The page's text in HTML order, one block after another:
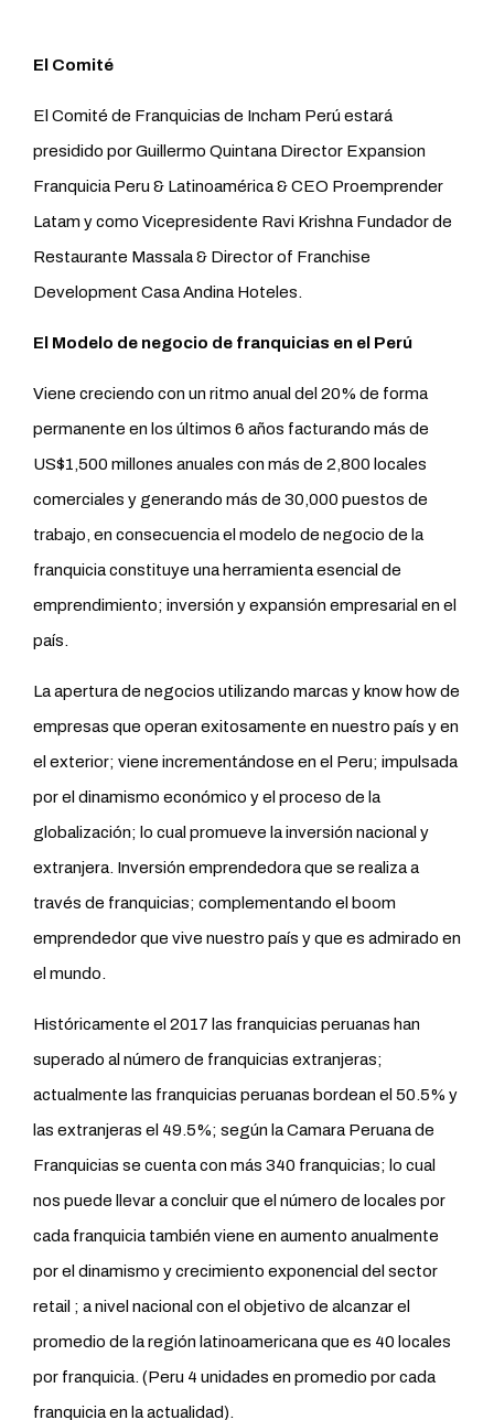
El Comité
El Comité de Franquicias de Incham Perú estará
presidido por Guillermo Quintana Director Expansion
Franquicia Peru & Latinoamérica & CEO Proemprender
Latam y como Vicepresidente Ravi Krishna Fundador de
Restaurante Massala & Director of Franchise
Development Casa Andina Hoteles.
El Modelo de negocio de franquicias en el Perú
Viene creciendo con un ritmo anual del 20% de forma
permanente en los últimos 6 años facturando más de
US$1,500 millones anuales con más de 2,800 locales
comerciales y generando más de 30,000 puestos de
trabajo, en consecuencia el modelo de negocio de la
franquicia constituye una herramienta esencial de
emprendimiento; inversión y expansión empresarial en el
país.
La apertura de negocios utilizando marcas y know how de
empresas que operan exitosamente en nuestro país y en
el exterior; viene incrementándose en el Peru; impulsada
por el dinamismo económico y el proceso de la
globalización; lo cual promueve la inversión nacional y
extranjera. Inversión emprendedora que se realiza a
través de franquicias; complementando el boom
emprendedor que vive nuestro país y que es admirado en
el mundo.
Históricamente el 2017 las franquicias peruanas han
superado al número de franquicias extranjeras;
actualmente las franquicias peruanas bordean el 50.5% y
las extranjeras el 49.5%; según la Camara Peruana de
Franquicias se cuenta con más 340 franquicias; lo cual
nos puede llevar a concluir que el número de locales por
cada franquicia también viene en aumento anualmente
por el dinamismo y crecimiento exponencial del sector
retail ; a nivel nacional con el objetivo de alcanzar el
promedio de la región latinoamericana que es 40 locales
por franquicia. (Peru 4 unidades en promedio por cada
franquicia en la actualidad).